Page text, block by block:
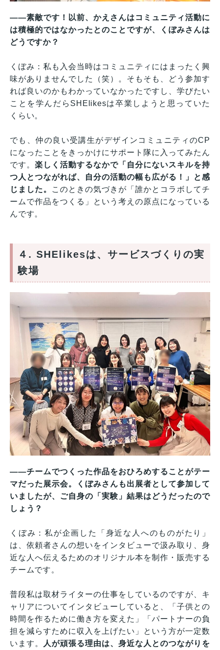
——素敵です！以前、かえさんはコミュニティ活動に
は積極的ではなかったとのことですが、くぼみさんは
どうですか？
くぼみ：私も入会当時はコミュニティにはまったく興
味がありませんでした（笑）。そもそも、どう参加す
れば良いのかもわかっていなかったですし、学びたい
ことを学んだらSHElikesは卒業しようと思っていた
くらい。
でも、仲の良い受講生がデザインコミュニティのCP
になったことをきっかけにサポート隊に入ってみたん
です。楽しく活動するなかで「自分にないスキルを持
つ人とつながれば、自分の活動の幅も広がる！」と感
じました。
このときの気づきが「誰かとコラボしてチ
ームで作品をつくる」という考えの原点になっている
んです。
４. SHElikesは、サービスづくりの実
験場
——チームでつくった作品をおひろめすることがテー
マだった展示会。くぼみさんも出展者として参加して
いましたが、ご自身の「実験」結果はどうだったので
しょう？
くぼみ：私が企画した「身近な人へのものがたり」
は、依頼者さんの想いをインタビューで汲み取り、身
近な人へ伝えるためのオリジナル本を制作・販売する
チームです。
普段私は取材ライターの仕事をしているのですが、キ
ャリアについてインタビューしていると、「子供との
時間を作るために働き方を変えた」「パートナーの負
担を減らすために収入を上げたい」という方が一定数
います。
人が頑張る理由は、身近な人とのつながりを